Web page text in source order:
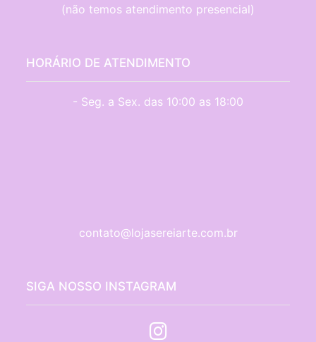
(não temos atendimento presencial)
HORÁRIO DE ATENDIMENTO
- Seg. a Sex. das 10:00 as 18:00
contato@lojasereiarte.com.br
SIGA NOSSO INSTAGRAM